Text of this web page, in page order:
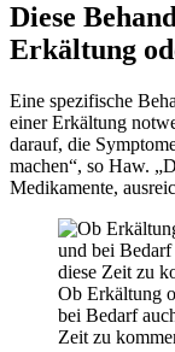
Diese
Erkältung
Eine spezifische
einer Erkältung
darauf, die
machen“, so Haw.
Medikamente,
Ob Erkältung
bei Bedarf
Zeit zu